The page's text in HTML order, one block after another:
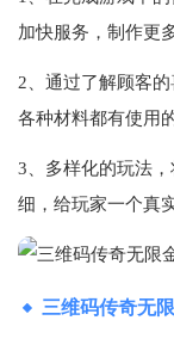
加快服务，制作更
2、通过了解顾客
各种材料都有使用
3、多样化的玩法
细，给玩家一个真
三维码传奇无